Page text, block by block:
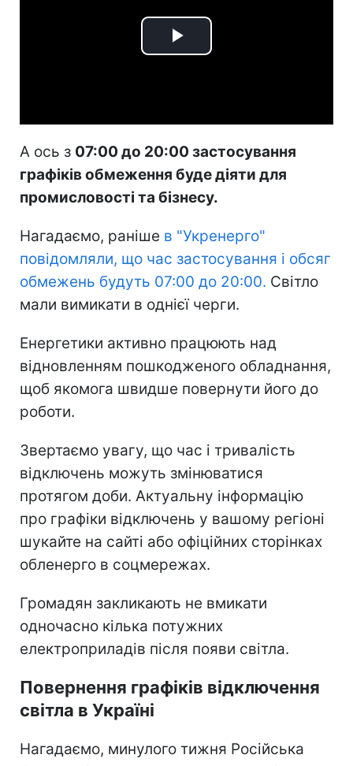
Play
А ось з 07:00 до 20:00 застосування
графіків обмеження буде діяти для
промисловості та бізнесу.
Нагадаємо, раніше в "Укренерго"
повідомляли, що час застосування і обсяг
обмежень будуть 07:00 до 20:00. Світло
мали вимикати в однієї черги.
Енергетики активно працюють над
відновленням пошкодженого обладнання,
щоб якомога швидше повернути його до
роботи.
Звертаємо увагу, що час і тривалість
відключень можуть змінюватися
протягом доби. Актуальну інформацію
про графіки відключень у вашому регіоні
шукайте на сайті або офіційних сторінках
обленерго в соцмережах.
Громадян закликають не вмикати
одночасно кілька потужних
електроприладів після появи світла.
Повернення графіків відключення
світла в Україні
Нагадаємо, минулого тижня Російська